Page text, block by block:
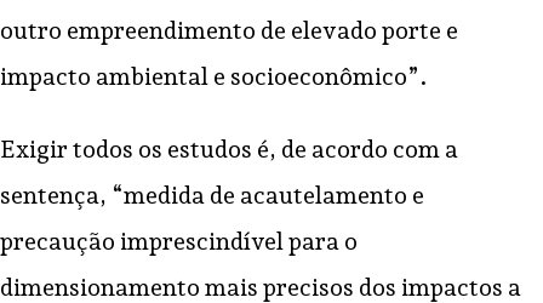
outro empreendimento de elevado porte e
impacto ambiental e socioeconômico”.
Exigir todos os estudos é, de acordo com a
sentença, “medida de acautelamento e
precaução imprescindível para o
dimensionamento mais precisos dos impactos a